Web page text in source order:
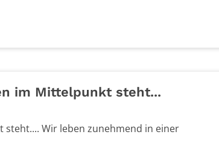
im Mittelpunkt steht...
Wir leben zunehmend in einer